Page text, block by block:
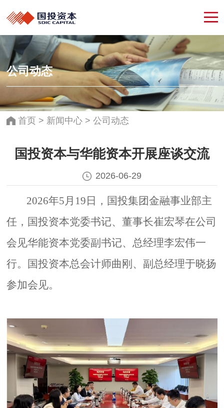
公司动态
首页 > 新闻中心> 公司动态
国投资本与华能资本开展座谈交流
2026-06-29
2026年5月19日，国投集团金融事业部主
任，国投资本党委书记、董事长崔宏琴在公司
会见华能资本党委副书记、总经理李宏伟一
行。国投资本总会计师曲刚、副总经理于晓扬
参加会见。